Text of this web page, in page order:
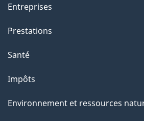
Entreprises
Prestations
Santé
Impôts
Environnement et ressources